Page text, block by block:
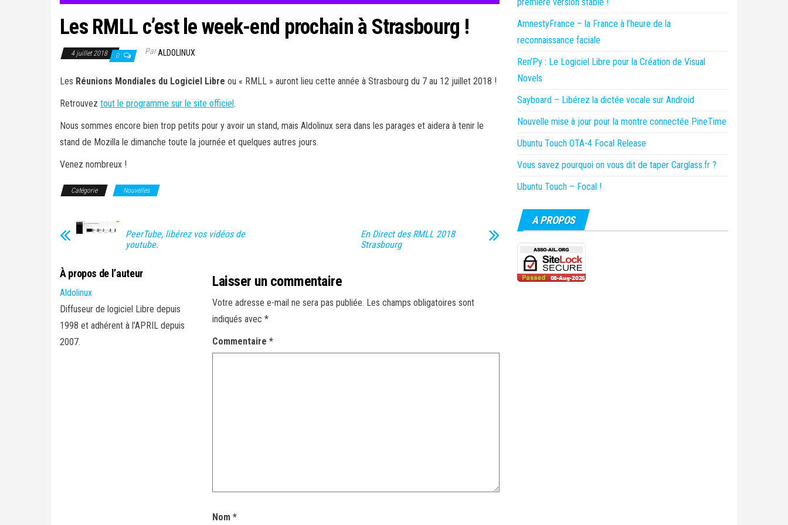
Les RMLL c’est le week-end prochain à Strasbourg !
4 juillet 2018 0 ParALDOLINUX
Les Réunions Mondiales du Logiciel Libre ou « RMLL » auront lieu cette année à Strasbourg du 7 au 12 juillet 2018 !
Retrouvez tout le programme sur le site officiel.
Nous sommes encore bien trop petits pour y avoir un stand, mais Aldolinux sera dans les parages et aidera à tenir le
stand de Mozilla le dimanche toute la journée et quelques autres jours.
Venez nombreux !
Catégorie Nouvelles
PeerTube, libérez vos vidéos de
youtube.
En Direct des RMLL 2018
Strasbourg
À propos de l’auteur
Aldolinux
Diffuseur de logiciel Libre depuis
1998 et adhérent à l'APRIL depuis
2007.
Laisser un commentaire
Votre adresse e-mail ne sera pas publiée. Les champs obligatoires sont
indiqués avec *
Commentaire *
Nom *
AmnestyFrance – la France à l’heure de la
reconnaissance faciale
Ren’Py : Le Logiciel Libre pour la Création de Visual
Novels
Sayboard – Libérez la dictée vocale sur Android
Nouvelle mise à jour pour la montre connectée PineTime
Ubuntu Touch OTA-4 Focal Release
Vous savez pourquoi on vous dit de taper Carglass.fr ?
Ubuntu Touch – Focal !
A PROPOS